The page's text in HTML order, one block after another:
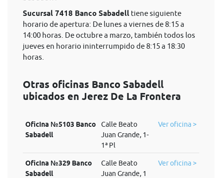
Sucursal 7418 Banco Sabadell tiene siguiente
horario de apertura: De lunes a viernes de 8:15 a
14:00 horas. De octubre a marzo, también todos los
jueves en horario ininterrumpido de 8:15 a 18:30
horas.
Otras oficinas Banco Sabadell
ubicados en Jerez De La Frontera
Oficina №5103 Banco
Sabadell
Calle Beato
Juan Grande, 1-
1ª Pl
Ver oficina >
Oficina №329 Banco
Sabadell
Calle Beato
Juan Grande, 1
Ver oficina >